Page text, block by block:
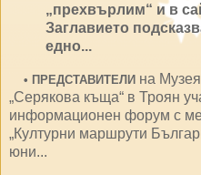
„прехвърлим“ и в
Заглавието
едно...
• ПРЕДСТАВИТЕЛИ на
„Серякова къща“ в Троян
информационен форум с
„Културни маршрути
юни...